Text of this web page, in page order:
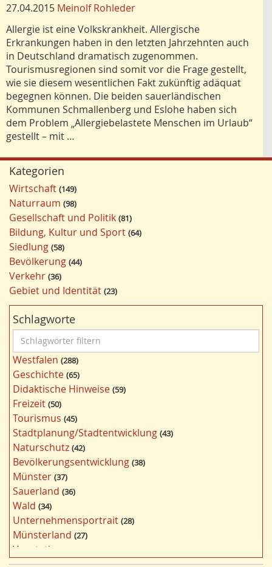
27.04.2015 Meinolf Rohleder
Allergie ist eine Volkskrankheit. Allergische
Erkrankungen haben in den letzten Jahrzehnten auch
in Deutschland dramatisch zugenommen.
Tourismusregionen sind somit vor die Frage gestellt,
wie sie diesem wesentlichen Fakt zukünftig adäquat
begegnen können. Die beiden sauerländischen
Kommunen Schmallenberg und Eslohe haben sich
dem Problem „Allergiebelastete Menschen im Urlaub“
gestellt – mit …
Kategorien
Wirtschaft 149
Naturraum 98
Gesellschaft und Politik 81
Bildung, Kultur und Sport 64
Siedlung 58
Bevölkerung 44
Verkehr 36
Gebiet und Identität 23
Schlagworte
c
h
l
a
g
w
ö
r
t
e
r
f
i
l
t
Westfalen 288
Geschichte 65
Didaktische Hinweise 59
Freizeit 50
Tourismus 45
Stadtplanung/Stadtentwicklung 43
Naturschutz 42
Bevölkerungsentwicklung 38
Münster 37
Sauerland 36
Wald 34
Unternehmensportrait 28
Münsterland 27
Vegetation
Nordrhein-Westfalen 25